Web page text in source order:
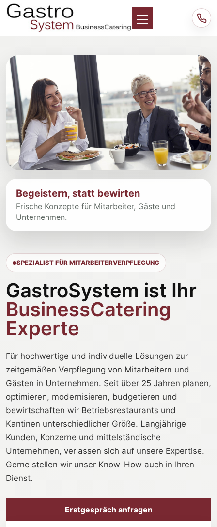
SPEZIALIST FÜR MITARBEITERVERPFLEGUNG
GastroSystem ist Ihr
BusinessCatering
Experte
Für hochwertige und individuelle Lösungen zur
zeitgemäßen Verpflegung von Mitarbeitern und
Gästen in Unternehmen. Seit über 25 Jahren planen,
optimieren, modernisieren, budgetieren und
bewirtschaften wir Betriebsrestaurants und
Kantinen unterschiedlicher Größe. Langjährige
Kunden, Konzerne und mittelständische
Unternehmen, verlassen sich auf unsere Expertise.
Gerne stellen wir unser Know-How auch in Ihren
Dienst.
Erstgespräch anfragen
Begeistern, statt bewirten
Frische Konzepte für Mitarbeiter, Gäste und
Unternehmen.